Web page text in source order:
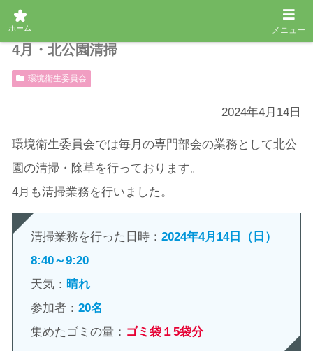
4月・北公園清掃
環境衛生委員会
2024年4月14日
環境衛生委員会では毎月の専門部会の業務として北公
園の清掃・除草を行っております。
4月も清掃業務を行いました。
清掃業務を行った日時： 2024年4月14日（日）
8:40～9:20
天気： 晴れ
参加者： 20名
集めたゴミの量： ゴミ袋１5袋分
ホーム メニュー